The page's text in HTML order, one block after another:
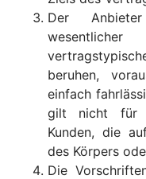
Der
beruhen,
einfach
gilt nicht für
Kunden, die
des Körpers
Die